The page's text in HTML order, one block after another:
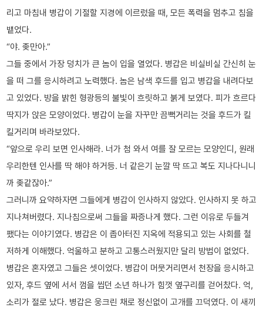
리고 마침내 병갑이 기절할 지경에 이르렀을 때, 모든 폭력을 멈추고 침을
뱉었다.
“야. 좆만아.”
그들 중에서 가장 덩치가 큰 놈이 입을 열었다. 병갑은 비실비실 간신히 눈
을 떠 그를 응시하려고 노력했다. 놈은 남색 후드를 입고 병갑을 내려다보
고 있었다. 방을 밝힌 형광등의 불빛이 흐릿하고 붉게 보였다. 피가 흐르다
딱지가 앉은 모양이었다. 병갑이 눈을 자꾸만 끔뻑거리는 것을 후드가 킬
킬거리며 바라보았다.
“앞으로 우리 보면 인사해라. 너가 첨 와서 여를 잘 모르는 모양인디, 원래
우리한텐 인사를 딱 해야 하거등. 너 같은기 눈깔 딱 뜨고 복도 지나다니니
까 좆같잖아.”
그러니까 요약하자면 그들에게 병갑이 인사하지 않았다. 인사하지 못 하고
지나쳐버렸다. 지나침으로써 그들을 짜증나게 했다. 그런 이유로 두들겨
팼다는 이야기였다. 병갑은 이 좁아터진 지옥에 적용되고 있는 사회를 철
저하게 이해했다. 억울하고 분하고 고통스러웠지만 달리 방법이 없었다.
병갑은 혼자였고 그들은 셋이었다. 병갑이 머뭇거리면서 천장을 응시하고
있자, 후드 옆에 서서 껌을 씹던 소년 하나가 힘껏 옆구리를 걷어찼다. 억,
소리가 절로 났다. 병갑은 웅크린 채로 정신없이 고개를 끄덕였다. 이 새끼